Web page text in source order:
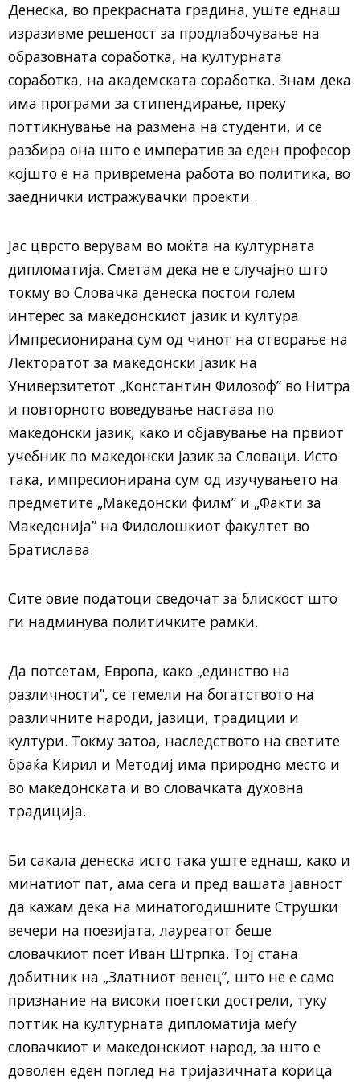
Денеска, во прекрасната градина, уште еднаш
изразивме решеност за продлабочување на
образовната соработка, на културната
соработка, на академската соработка. Знам дека
има програми за стипендирање, преку
поттикнување на размена на студенти, и се
разбира она што е императив за еден професор
којшто е на привремена работа во политика, во
заеднички истражувачки проекти.
Јас цврсто верувам во моќта на културната
дипломатија. Сметам дека не е случајно што
токму во Словачка денеска постои голем
интерес за македонскиот јазик и култура.
Импресионирана сум од чинот на отворање на
Лекторатот за македонски јазик на
Универзитетот „Константин Филозоф” во Нитра
и повторното воведување настава по
македонски јазик, како и објавување на првиот
учебник по македонски јазик за Словаци. Исто
така, импресионирана сум од изучувањето на
предметите „Македонски филм” и „Факти за
Македонија” на Филолошкиот факултет во
Братислава.
Сите овие податоци сведочат за блискост што
ги надминува политичките рамки.
Да потсетам, Европа, како „единство на
различности”, се темели на богатството на
различните народи, јазици, традиции и
култури. Токму затоа, наследството на светите
браќа Кирил и Методиј има природно место и
во македонската и во словачката духовна
традиција.
Би сакала денеска исто така уште еднаш, како и
минатиот пат, ама сега и пред вашата јавност
да кажам дека на минатогодишните Струшки
вечери на поезијата, лауреатот беше
словачкиот поет Иван Штрпка. Тој стана
добитник на „Златниот венец”, што не е само
признание на високи поетски дострели, туку
поттик на културната дипломатија меѓу
словачкиот и македонскиот народ, за што е
доволен еден поглед на тријазичната корица